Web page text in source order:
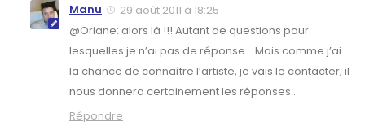
Manu
29 août 2011 à 18:25
@Oriane: alors là !!! Autant de questions pour
lesquelles je n’ai pas de réponse… Mais comme j’ai
la chance de connaître l’artiste, je vais le contacter, il
nous donnera certainement les réponses…
Répondre